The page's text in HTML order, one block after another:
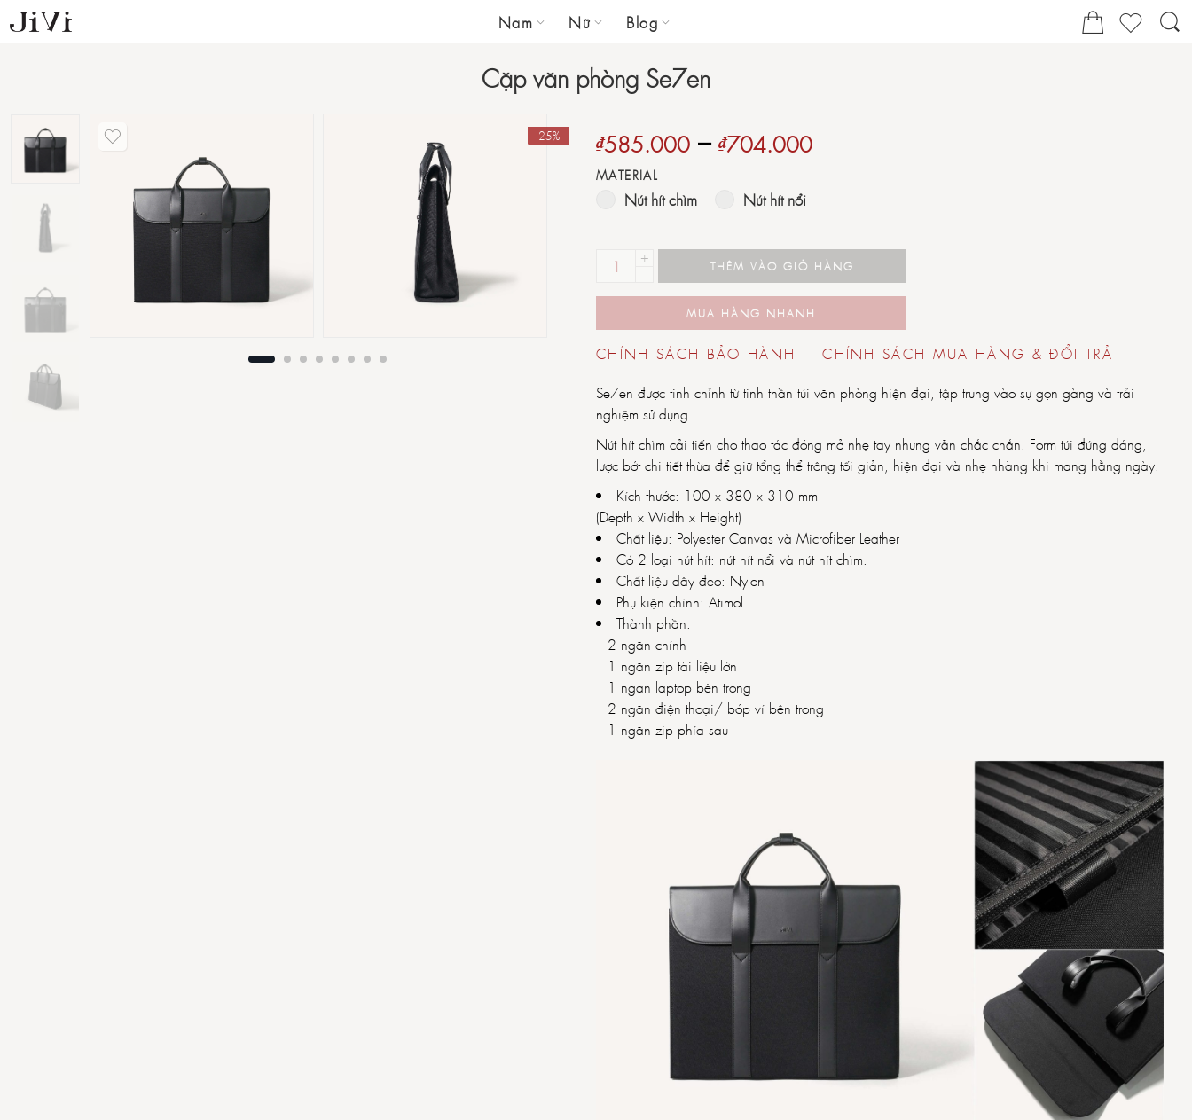
Nam Nữ Blog
Cặp văn phòng Se7en
-25% ₫585.000 – ₫704.000
MATERIAL
Nút hít chìm Nút hít nổi
+
THÊM VÀO GIỎ HÀNG
MUA HÀNG NHANH
CHÍNH SÁCH BẢO HÀNH
CHÍNH SÁCH MUA HÀNG & ĐỔI TRẢ
Se7en được tinh chỉnh từ tinh thần túi văn phòng hiện đại, tập trung vào sự gọn gàng và trải
nghiệm sử dụng.
Nút hít chìm cải tiến cho thao tác đóng mở nhẹ tay nhưng vẫn chắc chắn. Form túi đứng dáng,
lược bớt chi tiết thừa để giữ tổng thể trông tối giản, hiện đại và nhẹ nhàng khi mang hằng ngày.
Kích thước: 100 x 380 x 310 mm
(Depth x Width x Height)
Chất liệu: Polyester Canvas và Microfiber Leather
Có 2 loại nút hít: nút hít nổi và nút hít chìm.
Chất liệu dây đeo: Nylon
Phụ kiện chính: Atimol
Thành phần:
– 2 ngăn chính
– 1 ngăn zip tài liệu lớn
– 1 ngăn laptop bên trong
– 2 ngăn điện thoại/ bóp ví bên trong
– 1 ngăn zip phía sau